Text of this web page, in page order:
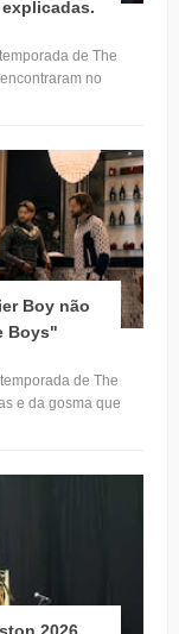
de The
no
Boy não
Boys"
de The
e da gosma que